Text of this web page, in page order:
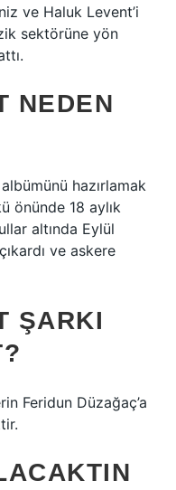
ve Haluk Levent’i
sektörüne yön
NEDEN
hazırlamak
önünde 18 aylık
altında Eylül
ve askere
ŞARKI
Feridun Düzağaç’a